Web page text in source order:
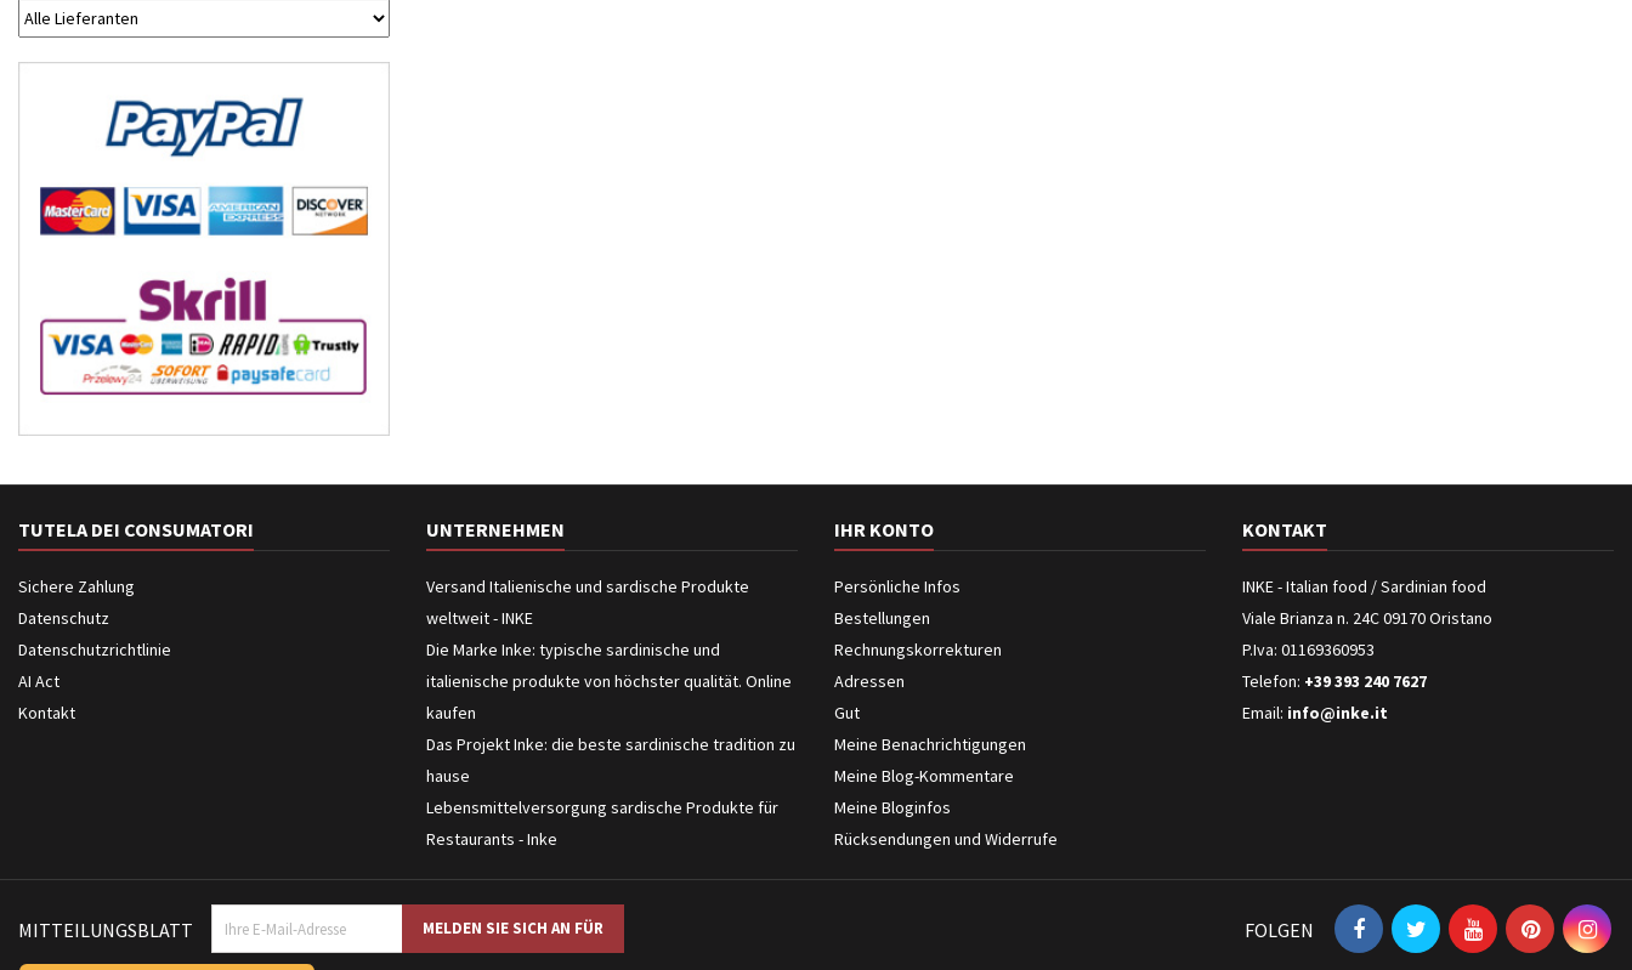
TUTELA DEI CONSUMATORI
Sichere Zahlung
Datenschutz
Datenschutzrichtlinie
AI Act
Kontakt
UNTERNEHMEN
Versand Italienische und sardische Produkte
weltweit - INKE
Die Marke Inke: typische sardinische und
italienische produkte von höchster qualität. Online
kaufen
Das Projekt Inke: die beste sardinische tradition zu
hause
Lebensmittelversorgung sardische Produkte für
Restaurants - Inke
IHR KONTO
Persönliche Infos
Bestellungen
Rechnungskorrekturen
Adressen
Gut
Meine Benachrichtigungen
Meine Blog-Kommentare
Meine Bloginfos
Rücksendungen und Widerrufe
KONTAKT
INKE - Italian food / Sardinian food
Viale Brianza n. 24C 09170 Oristano
P.Iva: 01169360953
Telefon: +39 393 240 7627
Email: info@inke.it
MITTEILUNGSBLATT FOLGEN